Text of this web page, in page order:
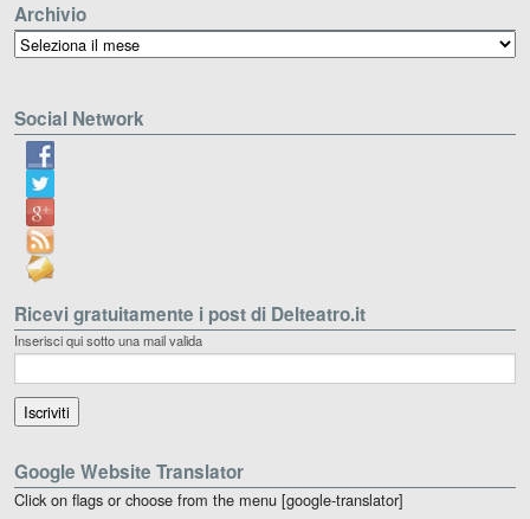
Archivio
Archivio
Social Network
Ricevi gratuitamente i post di Delteatro.it
Inserisci qui sotto una mail valida
Google Website Translator
Click on flags or choose from the menu [google-translator]